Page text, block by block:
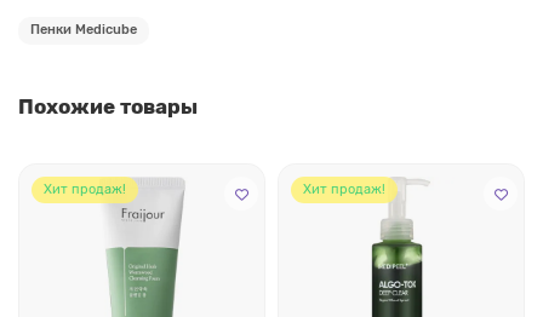
Пенки Medicube
Похожие товары
Хит продаж! Хит продаж!